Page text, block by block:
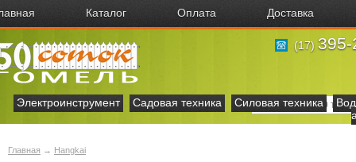
Каталог Оплата Доставка
(17) 395-
Электроинструмент Садовая техника Силовая техника
Главная → Hangkai